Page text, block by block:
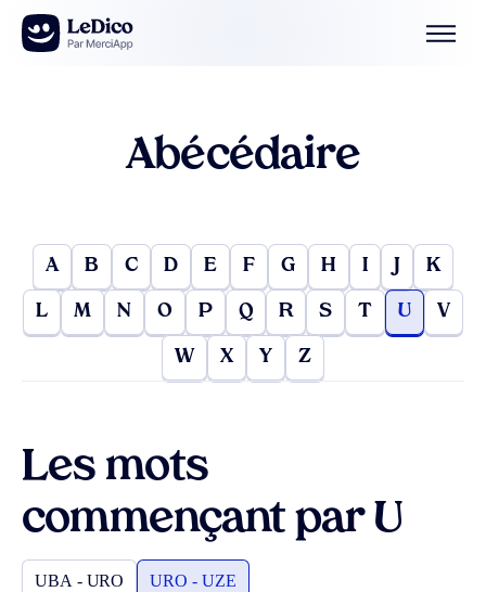
Aller au contenu
Abécédaire
A B C D E F G H I J K
L M N O P Q R S T U V
W X Y Z
Les mots
commençant par U
UBA - URO URO - UZE